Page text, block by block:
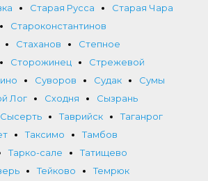
Старая Русса
Старая Чара
Староконстантинов
Стаханов
Степное
Сторожинец
Стрежевой
Суворов Судак
Сумы
Лог Сходня
Сызрань
Сысерть Таврийск
Таганрог
Таксимо
Тамбов
Тарко-сале
Татищево
Тейково
Темрюк